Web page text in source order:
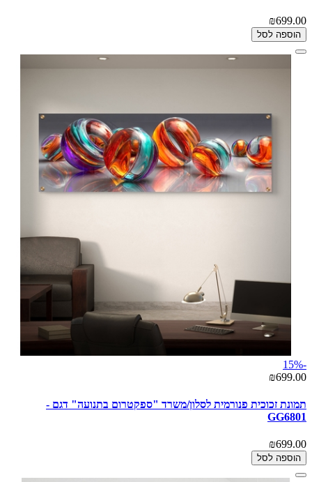
₪699.00
הוספה לסל
-15%
₪699.00
תמונת זכוכית פנורמית לסלון/משרד "ספקטרום בתנועה" דגם -
GG6801
₪699.00
הוספה לסל